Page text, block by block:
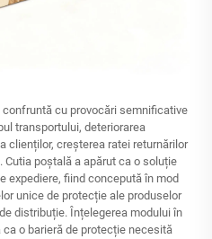
cu provocări semnificative
transportului, deteriorarea
clienților, creșterea ratei returnărilor
poștală a apărut ca o soluție
expediere, fiind concepută în mod
unice de protecție ale produselor
distribuție. Înțelegerea modului în
o barieră de protecție necesită